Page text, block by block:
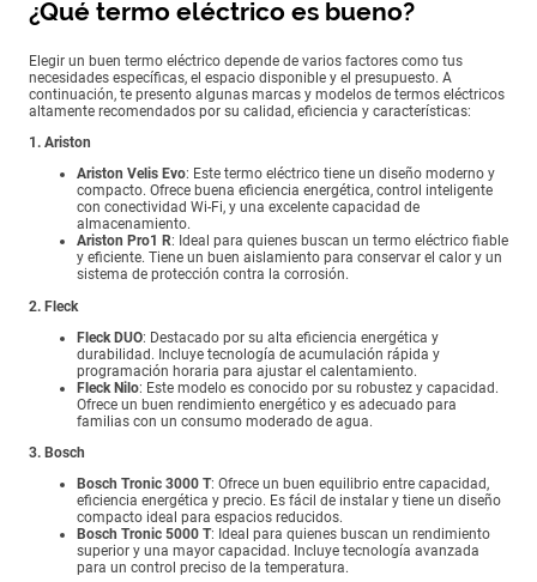
¿Qué termo eléctrico es bueno?
Elegir un buen termo eléctrico depende de varios factores como tus
necesidades específicas, el espacio disponible y el presupuesto. A
continuación, te presento algunas marcas y modelos de termos eléctricos
altamente recomendados por su calidad, eficiencia y características:
1. Ariston
Ariston Velis Evo: Este termo eléctrico tiene un diseño moderno y
compacto. Ofrece buena eficiencia energética, control inteligente
con conectividad Wi-Fi, y una excelente capacidad de
almacenamiento.
Ariston Pro1 R: Ideal para quienes buscan un termo eléctrico fiable
y eficiente. Tiene un buen aislamiento para conservar el calor y un
sistema de protección contra la corrosión.
2. Fleck
Fleck DUO: Destacado por su alta eficiencia energética y
durabilidad. Incluye tecnología de acumulación rápida y
programación horaria para ajustar el calentamiento.
Fleck Nilo: Este modelo es conocido por su robustez y capacidad.
Ofrece un buen rendimiento energético y es adecuado para
familias con un consumo moderado de agua.
3. Bosch
Bosch Tronic 3000 T: Ofrece un buen equilibrio entre capacidad,
eficiencia energética y precio. Es fácil de instalar y tiene un diseño
compacto ideal para espacios reducidos.
Bosch Tronic 5000 T: Ideal para quienes buscan un rendimiento
superior y una mayor capacidad. Incluye tecnología avanzada
para un control preciso de la temperatura.